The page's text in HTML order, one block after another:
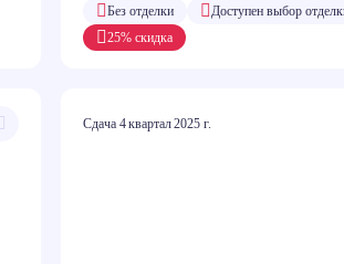
25% скидка
Без отделки Доступен выбор
Сдача 4 квартал 2025 г.